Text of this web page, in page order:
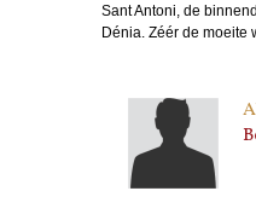
Sant Antoni, de
Dénia. Zéér de moeite